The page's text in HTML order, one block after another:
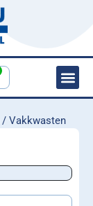
/ Vakkwasten